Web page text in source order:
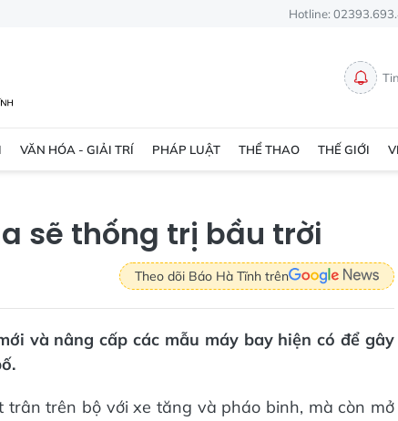
Hotline:
VĂN HÓA - GIẢI TRÍ PHÁP LUẬT THỂ THAO THẾ GIỚI
sẽ thống trị bầu trời
Theo dõi Báo Hà Tĩnh trên
và nâng cấp các mẫu máy bay hiện có để gây
trên bộ với xe tăng và pháo binh, mà còn mở